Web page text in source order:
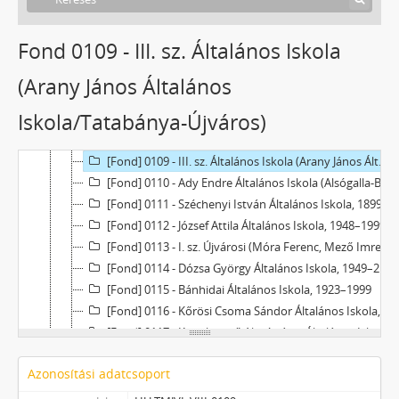
Fond 0109 - III. sz. Általános Iskola
(Arany János Általános
Iskola/Tatabánya-Újváros)
[Fond] 0102 - Kossuth Lajos Általános Iskola (Mésztelepi Osztatlan Elemi Népiskola), 1909–1982
[Fond] 0104 - Körtvélyespusztai Általános Iskola, 1949–1952
[Fond] 0105 - Petőfi Sándor Általános Iskola (MÁK Rt. Újtelepi Elemi Népiskola), 1910–1972
[Fond] 0106 - Arany János Általános Iskola (Felsőgalla-bányatelep, 1923–1976
[Fond] 0107 - Táncsics Mihály Általános iskola (Fel­sőgalla-Újtelepi Új Iskola; Tatabánya Újtelepi Elemi Népiskola) iratai, 1906–1982
[Fond] 0108 - II. sz. Általános Iskola, 1962–1985
[Fond] 0109 - III. sz. Általános Iskola (Arany János Általános Iskola/Tatabánya-Újváros), 1965–1996
[Fond] 0110 - Ady Endre Általános Iskola (Alsógalla-Bányatelepi Elemi Népiskola; Tatabá­nya-Bányatelepi Elemi Népiskola; Ta­tabánya Ótelepi Elemi Népiskola) ira­tai, 1909–1980
[Fond] 0111 - Széchenyi István Általános Iskola, 1899–1953
[Fond] 0112 - József Attila Általános Iskola, 1948–1999
[Fond] 0113 - I. sz. Újvárosi (Móra Ferenc, Mező Imre Általános Iskola), 1955–1994
[Fond] 0114 - Dózsa György Általános Iskola, 1949–2000
[Fond] 0115 - Bánhidai Általános Iskola, 1923–1999
[Fond] 0116 - Kőrösi Csoma Sándor Általános Iskola, 1993–1999
[Fond] 0117 - Kincskereső Alapítványi Általános Iskola, 1992–2009
[Fond] 0118 - Dolgozók Általános Iskolája, 1960–1998
[Fond] 3601 - Napsugár Alapítványi Óvoda, 1996–2003
Azonosítási adatcsoport